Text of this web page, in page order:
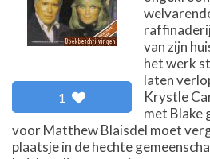
1
van zijn
het werk
laten
Krystle
met Blake
voor Matthew Blaisdel moet
plaatsje in de hechte